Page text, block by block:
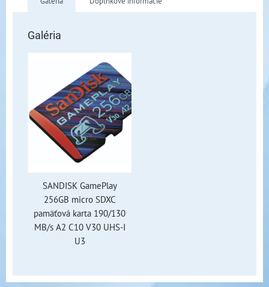
Galéria
SANDISK GamePlay
256GB micro SDXC
pamäťová karta 190/130
MB/s A2 C10 V30 UHS-I
U3